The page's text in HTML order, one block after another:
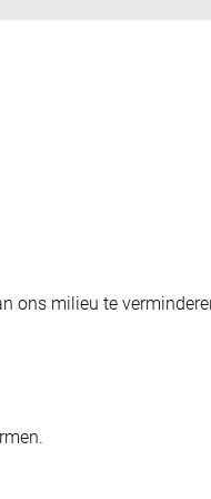
ons milieu te